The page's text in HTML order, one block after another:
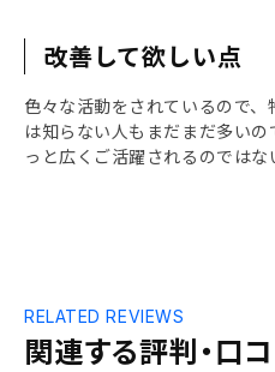
改善して欲しい点
色々な活動をされているので
は知らない人もまだまだ多い
っと広くご活躍されるのではな
関連する評判・口
RELATED REVIEWS